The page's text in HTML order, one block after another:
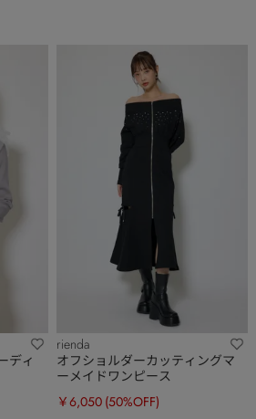
ディ
rienda
オフショルダーカッティングマ
ーメイドワンピース
￥6,050 (50%OFF)